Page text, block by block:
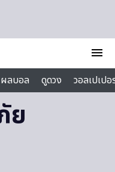
menu
ผลบอล ดูดวง
วอลเปเป
ย